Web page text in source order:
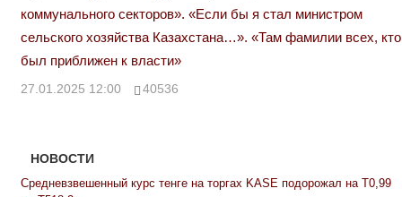
коммунального секторов». «Если бы я стал министром
сельского хозяйства Казахстана…». «Там фамилии всех, кто
был приближен к власти»
27.01.2025 12:00 40536
НОВОСТИ
Средневзвешенный курс тенге на торгах KASE подорожал на Т0,99